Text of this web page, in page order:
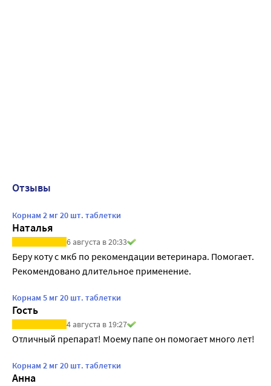
Отзывы
Корнам 2 мг 20 шт. таблетки
Наталья
6 августа в 20:33
Беру коту с мкб по рекомендации ветеринара. Помогает.
Рекомендовано длительное применение.
Корнам 5 мг 20 шт. таблетки
Гость
4 августа в 19:27
Отличный препарат! Моему папе он помогает много лет!
Корнам 2 мг 20 шт. таблетки
Анна